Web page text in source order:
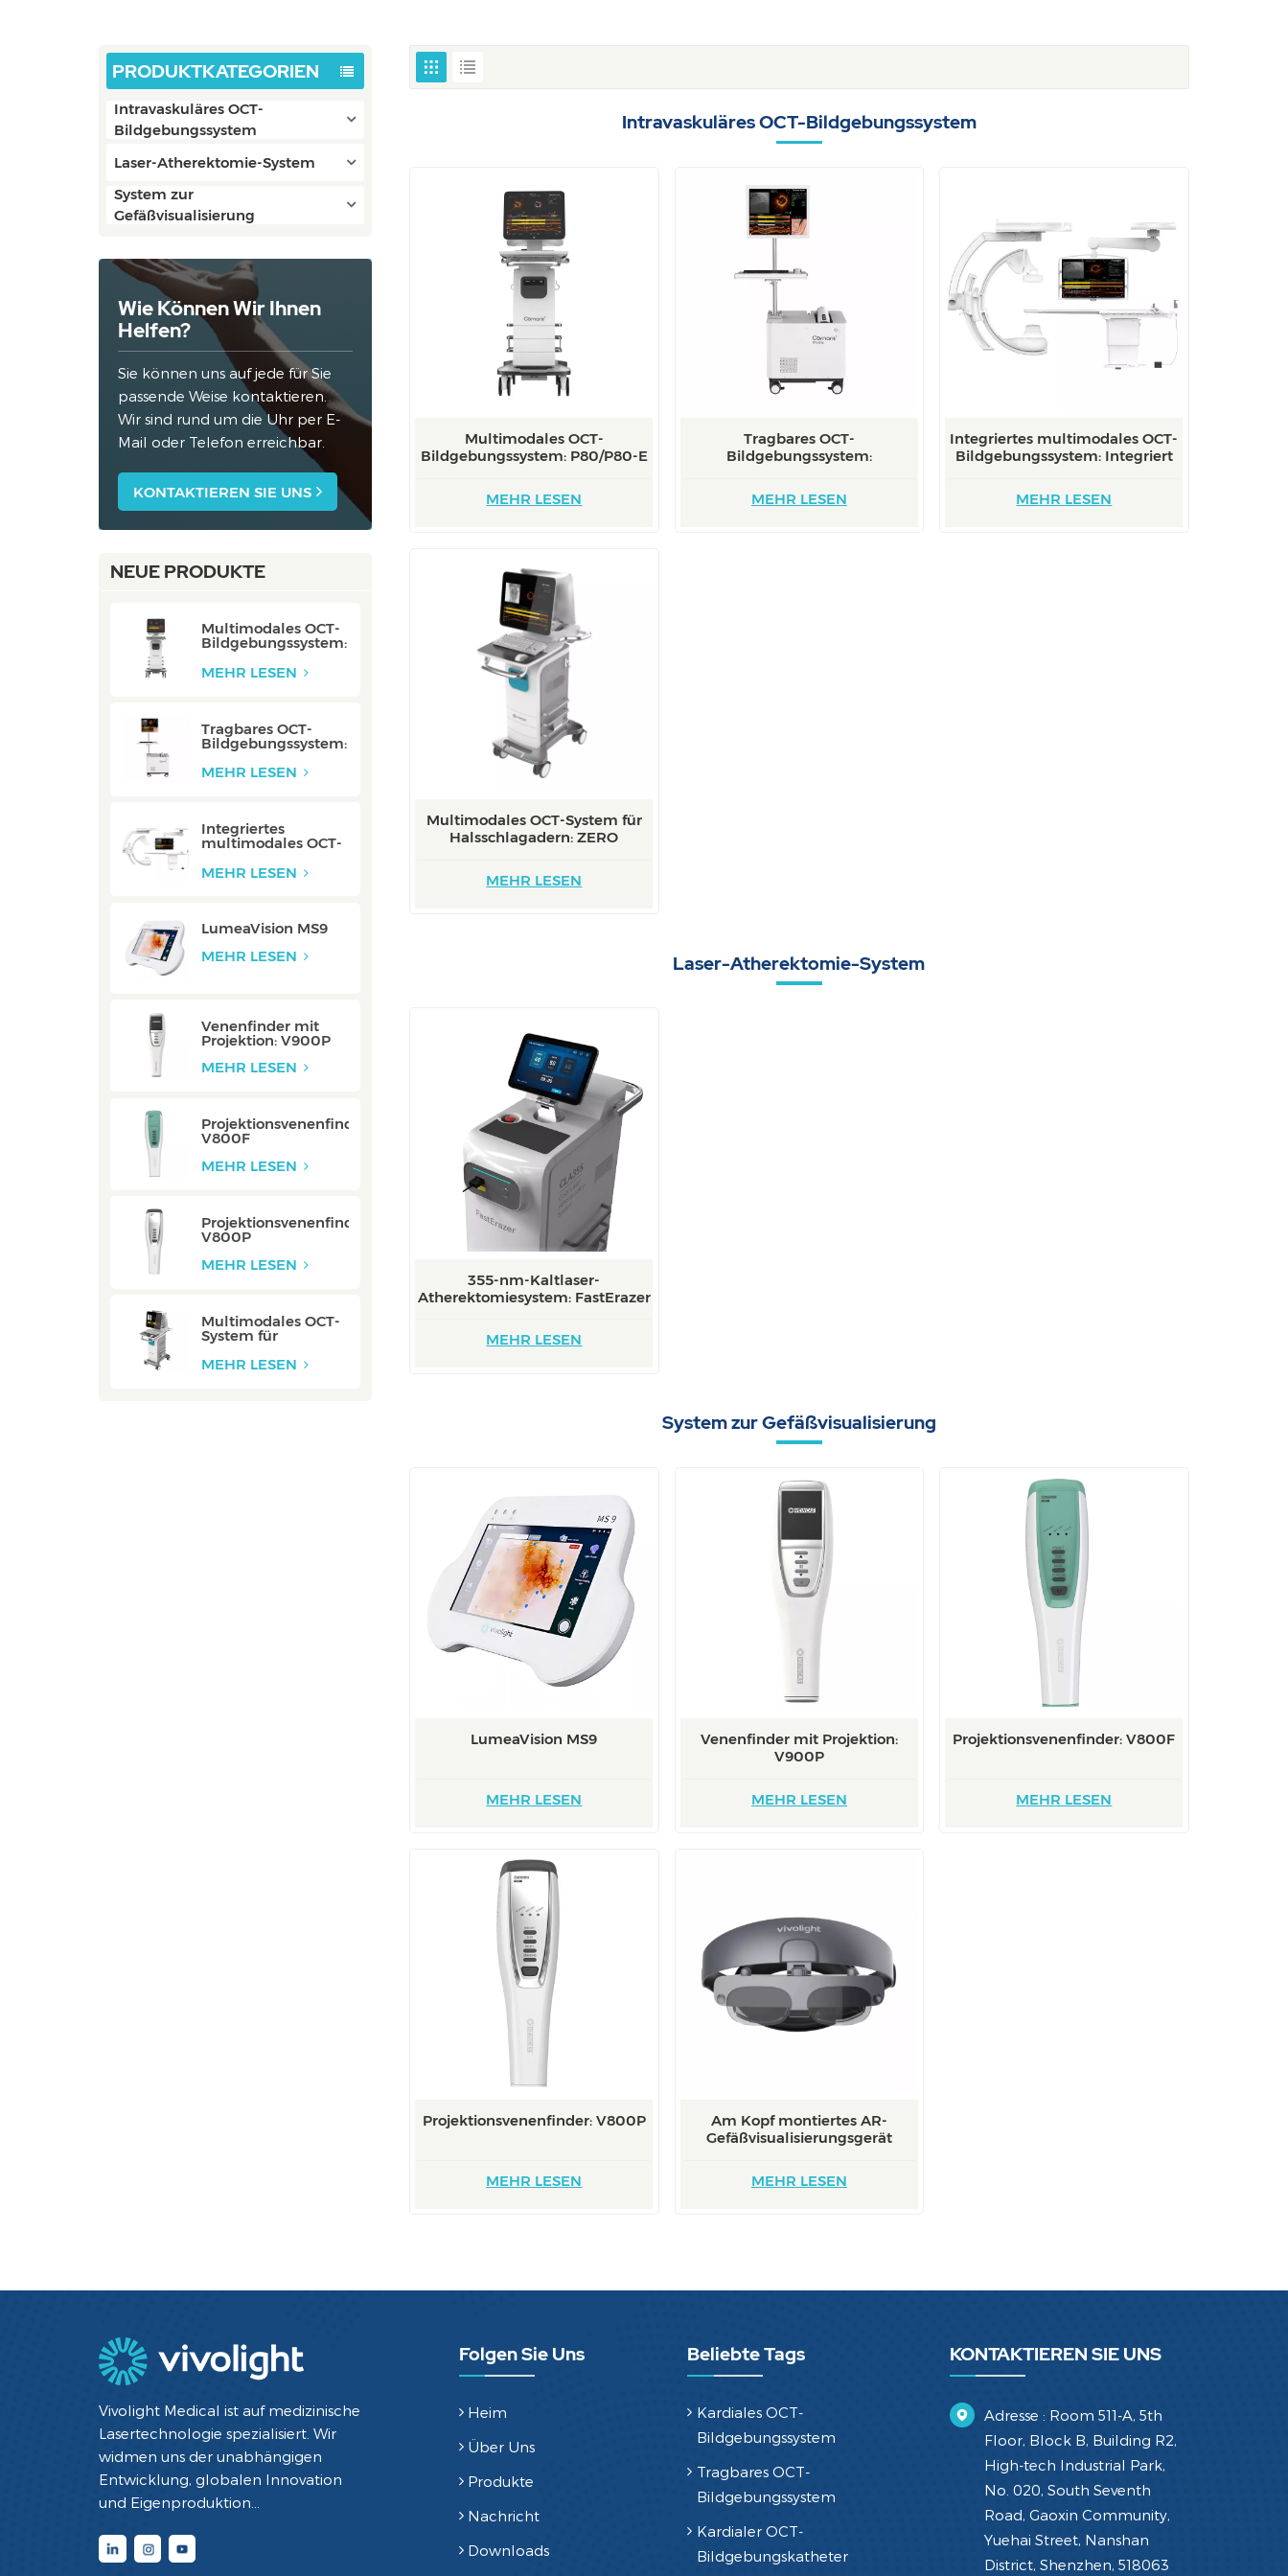
PRODUKTKATEGORIEN
Intravaskuläres OCT-
Bildgebungssystem
Laser-Atherektomie-System
System zur
Gefäßvisualisierung
Wie Können Wir Ihnen
Helfen?
Sie können uns auf jede für Sie
passende Weise kontaktieren.
Wir sind rund um die Uhr per E-
Mail oder Telefon erreichbar.
KONTAKTIEREN SIE UNS
NEUE PRODUKTE
Multimodales OCT-
Bildgebungssystem:
P80/P80-E
MEHR LESEN
Tragbares OCT-
Bildgebungssystem:
Mobile/Mobile-E
MEHR LESEN
Integriertes
multimodales OCT-
Integriert
MEHR LESEN
LumeaVision MS9
MEHR LESEN
Venenfinder mit
Projektion: V900P
MEHR LESEN
Projektionsvenenfinder:
V800F
MEHR LESEN
Projektionsvenenfinder:
V800P
MEHR LESEN
Multimodales OCT-
System für
Halsschlagadern:
ZERO
MEHR LESEN
Intravaskuläres OCT-Bildgebungssystem
Multimodales OCT-
Bildgebungssystem: P80/P80-E
MEHR LESEN
Tragbares OCT-
Bildgebungssystem:
MEHR LESEN
Integriertes multimodales OCT-
Bildgebungssystem: Integriert
MEHR LESEN
Multimodales OCT-System für
Halsschlagadern: ZERO
MEHR LESEN
Laser-Atherektomie-System
355-nm-Kaltlaser-
Atherektomiesystem: FastErazer
MEHR LESEN
System zur Gefäßvisualisierung
LumeaVision MS9
MEHR LESEN
Venenfinder mit Projektion:
V900P
MEHR LESEN
Projektionsvenenfinder: V800F
MEHR LESEN
Projektionsvenenfinder: V800P
MEHR LESEN
Am Kopf montiertes AR-
Gefäßvisualisierungsgerät
MEHR LESEN
Vivolight Medical ist auf medizinische
Lasertechnologie spezialisiert. Wir
widmen uns der unabhängigen
Entwicklung, globalen Innovation
und Eigenproduktion
Diagnose- und Therapiegeräte mit
Folgen Sie Uns
Heim
Über Uns
Produkte
Nachricht
Downloads
Beliebte Tags
Kardiales OCT-
Bildgebungssystem
Tragbares OCT-
Bildgebungssystem
Kardialer OCT-
Bildgebungskatheter
KONTAKTIEREN SIE UNS
Adresse : Room 511-A, 5th
Floor, Block B, Building R2,
High-tech Industrial Park,
No. 020, South Seventh
Road, Gaoxin Community,
Yuehai Street, Nanshan
District, Shenzhen, 518063